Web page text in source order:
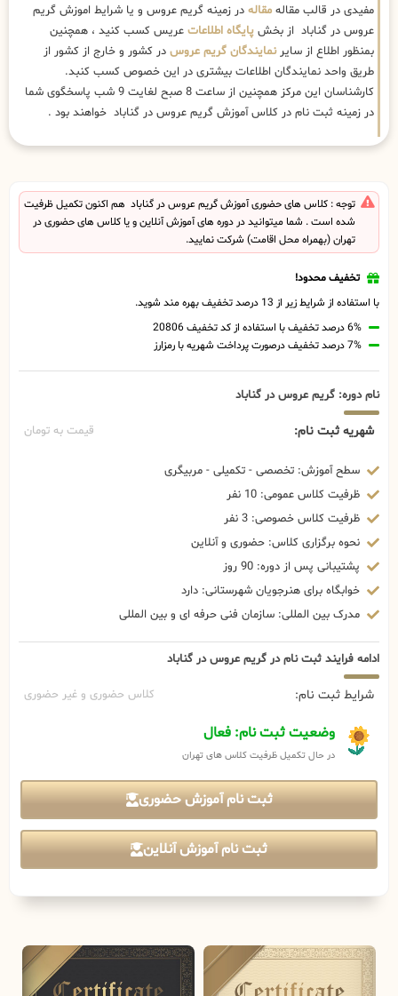
مفیدی در قالب مقاله مقاله در زمینه گریم عروس و یا شرایط اموزش گریم
عروس در گناباد از بخش پایگاه اطلاعات عریس کسب کنید ، همچنین
بمنظور اطلاع از سایرنمایندگان گریم عروس در کشور و خارج از کشور از
طریق واحد نمایندگان اطلاعات بیشتری در این خصوص کسب کنبد.
کارشناسان این مرکز همچنین از ساعت 8 صبح لغایت 9 شب پاسخگوی شما
در زمینه ثبت نام در کلاس آموزش گریم عروس در گناباد خواهند بود .
توجه : کلاس های حضوری آموزش گریم عروس در گناباد هم اکنون تکمیل ظرفیت
شده است . شما میتوانید در دوره های آموزش آنلاین و یا کلاس های حضوری در
تهران (بهمراه محل اقامت) شرکت نمایید.
تخفیف محدود!
با استفاده از شرایط زیر از 13 درصد تخفیف بهره مند شوید.
6% درصد تخفیف با استفاده از کد تخفیف 20806
7% درصد تخفیف درصورت پرداخت شهریه با رمزارز
نام دوره: گریم عروس در گناباد
شهریه ثبت نام: قیمت به تومان
سطح آموزش: تخصصی - تکمیلی - مربیگری
ظرفیت کلاس عمومی: 10 نفر
ظرفیت کلاس خصوصی: 3 نفر
نحوه برگزاری کلاس: حضوری و آنلاین
پشتیبانی پس از دوره: 90 روز
خوابگاه برای هنرجویان شهرستانی: دارد
مدرک بین المللی: سازمان فنی حرفه ای و بین المللی
ادامه فرایند ثبت نام در گریم عروس در گناباد
شرایط ثبت نام: کلاس حضوری و غیر حضوری
وضعیت ثبت نام: فعال
در حال تکمیل ظرفیت کلاس های تهران
ثبت نام آموزش حضوری
ثبت نام آموزش آنلاین